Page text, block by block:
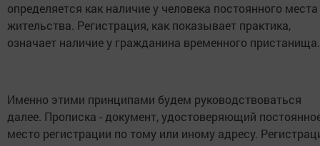
определяется как наличие у человека постоянного места
жительства. Регистрация, как показывает практика,
означает наличие у гражданина временного пристанища.
Именно этими принципами будем руководствоваться
далее. Прописка - документ, удостоверяющий
место регистрации по тому или иному адресу.